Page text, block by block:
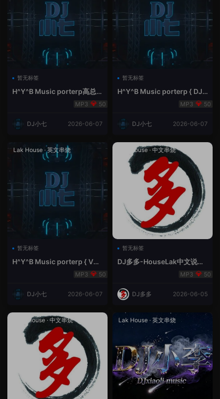
暂无标签
H^Y^B Music porterp高总
聆听 全英文Vina Lak House50
DJ小七 2026-06-07
暂无标签
H^Y^B Music porterp { DJ
小七&高总夜空中的风铃}
50
DJ小七 2026-06-07
Lak House ·英文串烧
暂无标签
H^Y^B Music porterp { V总
50
DJ小七 2026-06-07
Lak House· 中文串烧
暂无标签
DJ多多-HouseLak中文说唱
50
DJ多多 2026-06-05
Prog House · 中文串烧 Lak House · 英文串烧